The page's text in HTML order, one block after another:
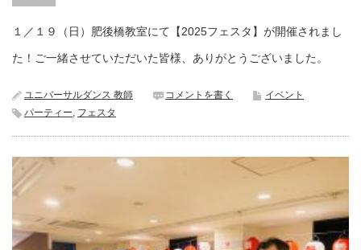
１／１９（日）肥後橋教室にて【2025フェスタ】が開催されまし
た！ご一緒させていただいた皆様、ありがとうございました。
ユニバーサルダンス 教師 コメントを書く
イベント
パーティー フェスタ